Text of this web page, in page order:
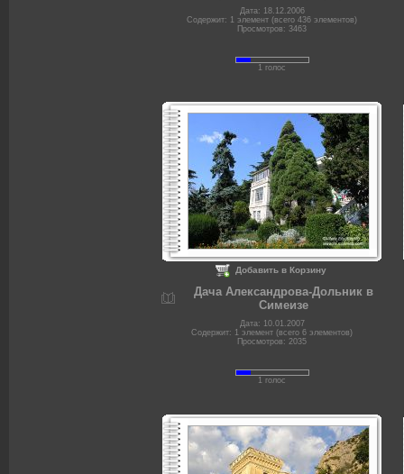
Дата: 18.12.2006
Содержит: 1 элемент (всего 436 элементов)
Просмотров: 3463
1 голос
Добавить в Корзину
Дача Александрова-Дольник в
Симеизе
Дата: 10.01.2007
Содержит: 1 элемент (всего 6 элементов)
Просмотров: 2035
1 голос